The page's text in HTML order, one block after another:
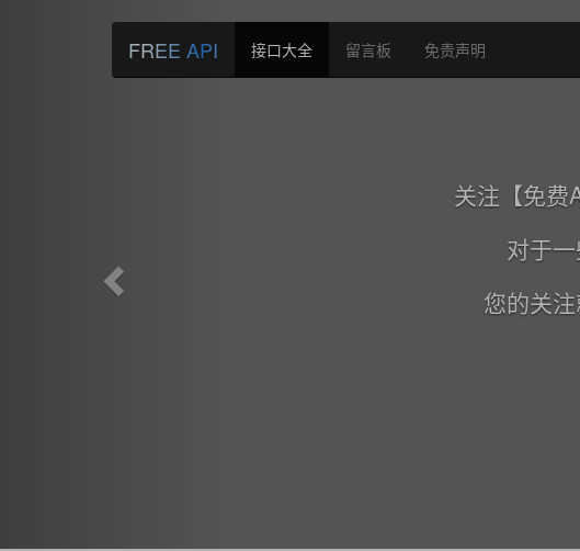
FREE API 接口大全 留言板 免责声明
关注【免费
对于
您的关
Previous